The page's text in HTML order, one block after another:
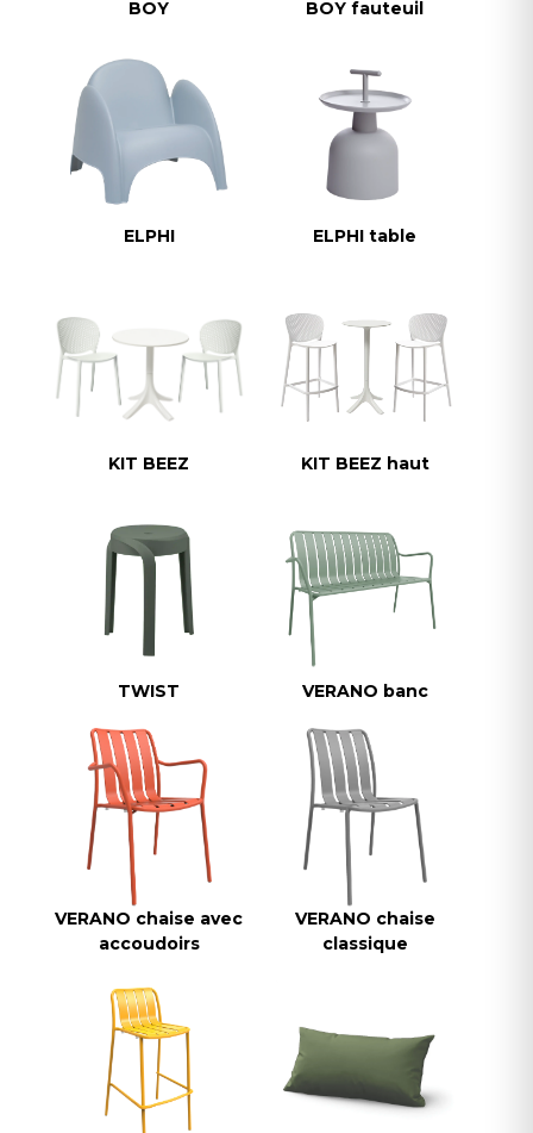
BOY BOY fauteuil
ELPHI ELPHI table
KIT BEEZ KIT BEEZ haut
TWIST VERANO banc
VERANO chaise avec
accoudoirs
VERANO chaise
classique